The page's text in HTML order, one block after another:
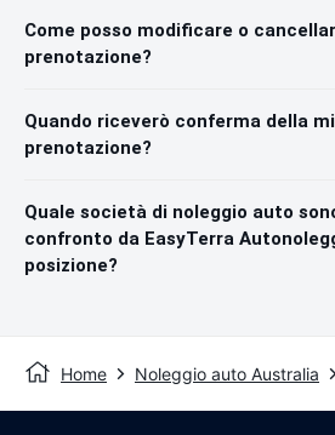
Come posso modificare o
prenotazione?
Quando riceverò conferma della
prenotazione?
Quale società di noleggio auto
confronto da EasyTerra
posizione?
Home Noleggio auto Australia